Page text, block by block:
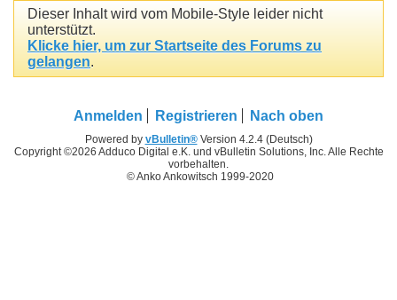
Dieser Inhalt wird vom Mobile-Style leider nicht
unterstützt.
Klicke hier, um zur Startseite des Forums zu
gelangen.
Anmelden Registrieren Nach oben
Powered by vBulletin®Version 4.2.4 (Deutsch)
Copyright ©2026 Adduco Digital e.K. und vBulletin Solutions, Inc. Alle Rechte
vorbehalten.
© Anko Ankowitsch 1999-2020